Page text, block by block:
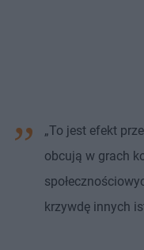
„To jest efekt
obcują w grach
krzywdę innych